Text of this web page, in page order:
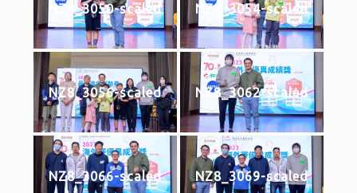
NZ8_3050-scaled NZ8_3054-scaled
NZ8_3056-scaled NZ8_3062-scaled
NZ8_3066-scaled NZ8_3069-scaled